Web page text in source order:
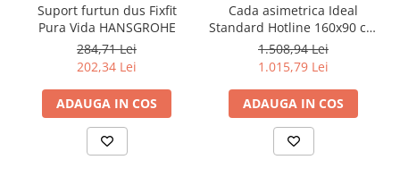
Suport furtun dus Fixfit
Pura Vida HANSGROHE
284,71 Lei
202,34 Lei
ADAUGA IN COS
Cada asimetrica Ideal
Standard Hotline 160x90 cm
stanga
1.508,94 Lei
1.015,79 Lei
ADAUGA IN COS